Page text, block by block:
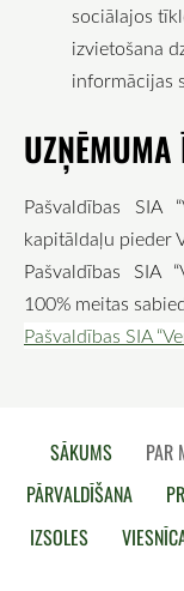
sociālajos
izvietošana
informācijas
Pašvaldības SIA
kapitāldaļu pieder
Pašvaldības SIA
100% meitas
Pašvaldības SIA
SĀKUMS PAR
PĀRVALDĪŠANA
IZSOLES